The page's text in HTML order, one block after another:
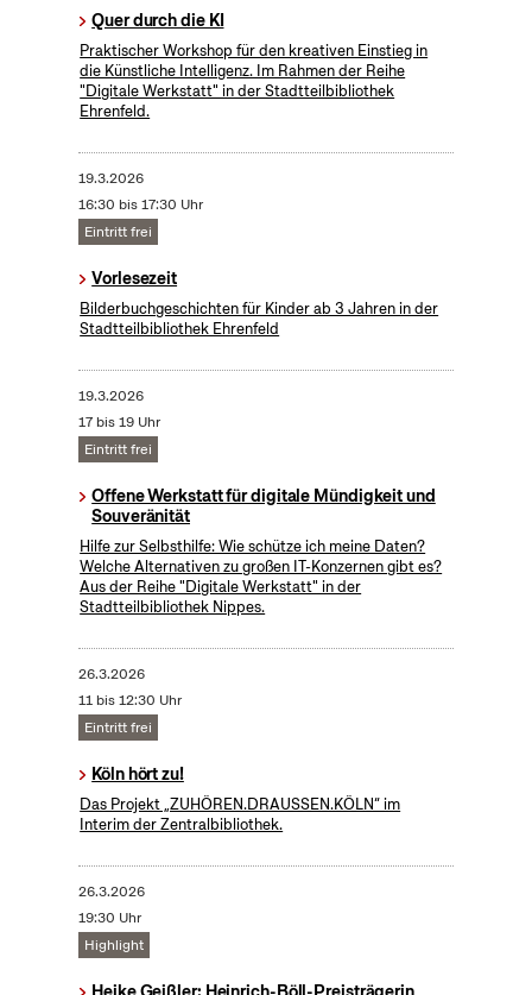
Quer durch die KI
Praktischer Workshop für den kreativen Einstieg in
die Künstliche Intelligenz. Im Rahmen der Reihe
"Digitale Werkstatt" in der Stadtteilbibliothek
Ehrenfeld.
19.3.2026
16:30 bis 17:30 Uhr
Eintritt frei
Vorlesezeit
Bilderbuchgeschichten für Kinder ab 3 Jahren in der
Stadtteilbibliothek Ehrenfeld
19.3.2026
17 bis 19 Uhr
Eintritt frei
Offene Werkstatt für digitale Mündigkeit und
Souveränität
Hilfe zur Selbsthilfe: Wie schütze ich meine Daten?
Welche Alternativen zu großen IT-Konzernen gibt es?
Aus der Reihe "Digitale Werkstatt" in der
Stadtteilbibliothek Nippes.
26.3.2026
11 bis 12:30 Uhr
Eintritt frei
Köln hört zu!
Das Projekt „ZUHÖREN.DRAUSSEN.KÖLN“ im
Interim der Zentralbibliothek.
26.3.2026
19:30 Uhr
Highlight